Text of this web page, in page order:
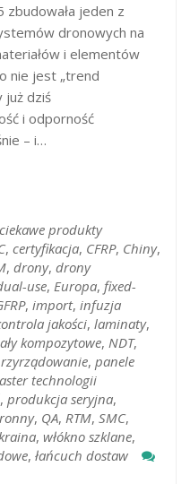
zbudowała jeden z
dronowych na
i elementów
nie jest „trend
już dziś
i odporność
– i…
ciekawe produkty
, certyfikacja, CFRP, Chiny,
, drony, drony
use, Europa, fixed-
, import, infuzja
jakości, laminaty,
kompozytowe, NDT,
, panele
technologii
, produkcja seryjna,
, QA, RTM, SMC,
, włókno szklane,
, łańcuch dostaw